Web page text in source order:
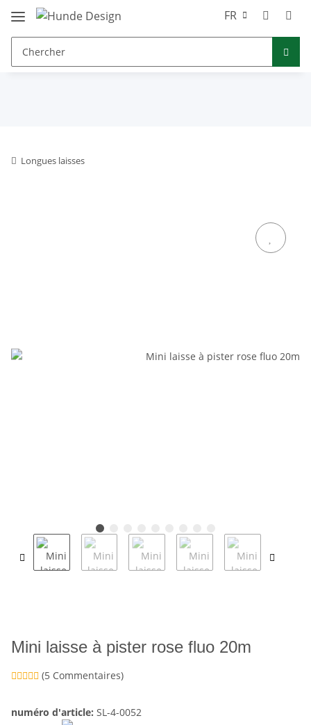
FR
Longues laisses
Mini laisse à pister rose fluo 20m
(5 Commentaires)
numéro d'article: SL-4-0052